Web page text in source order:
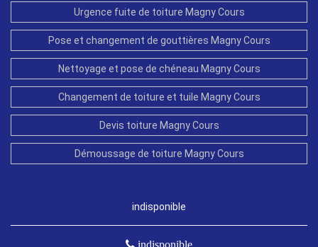
Urgence fuite de toiture Magny Cours
Pose et changement de gouttières Magny Cours
Nettoyage et pose de chéneau Magny Cours
Changement de toiture et tuile Magny Cours
Devis toiture Magny Cours
Démoussage de toiture Magny Cours
indisponible
indisponible